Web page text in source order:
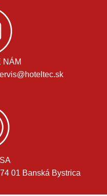
NÁM
01 Banská Bystrica